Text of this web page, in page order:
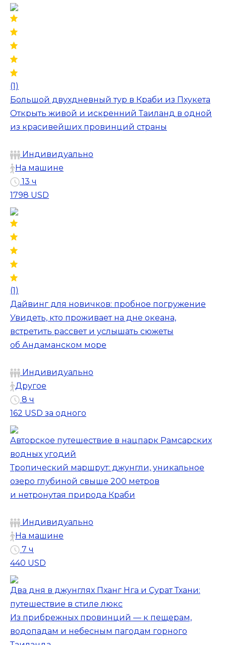
(1)
Большой двухдневный тур в Краби из Пхукета
Открыть живой и искренний Таиланд в одной
из красивейших провинций страны
Индивидуально
На машине
13 ч
1798 USD
(1)
Дайвинг для новичков: пробное погружение
Увидеть, кто проживает на дне океана,
встретить рассвет и услышать сюжеты
об Андаманском море
Индивидуально
Другое
8 ч
162 USD за одного
Авторское путешествие в нацпарк Рамсарских
водных угодий
Тропический маршрут: джунгли, уникальное
озеро глубиной свыше 200 метров
и нетронутая природа Краби
Индивидуально
На машине
7 ч
440 USD
Два дня в джунглях Пханг Нга и Сурат Тхани:
путешествие в стиле люкс
Из прибрежных провинций — к пещерам,
водопадам и небесным пагодам горного